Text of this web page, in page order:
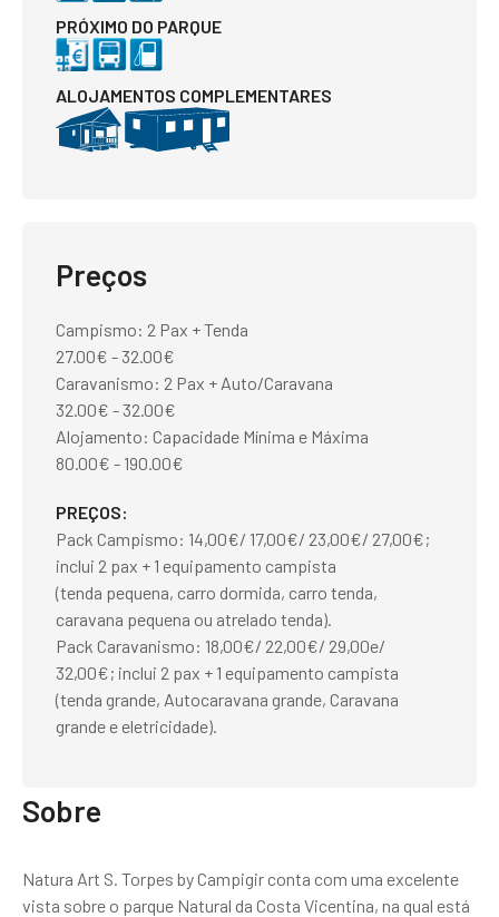
PRÓXIMO DO PARQUE
ALOJAMENTOS COMPLEMENTARES
Preços
Campismo: 2 Pax + Tenda
27.00€ - 32.00€
Caravanismo: 2 Pax + Auto/Caravana
32.00€ - 32.00€
Alojamento: Capacidade Mínima e Máxima
80.00€ - 190.00€
PREÇOS
Pack Campismo: 14,00€/ 17,00€/ 23,00€/ 27,00€;
inclui 2 pax + 1 equipamento campista
(tenda pequena, carro dormida, carro tenda,
caravana pequena ou atrelado tenda).
Pack Caravanismo: 18,00€/ 22,00€/ 29,00e/
32,00€; inclui 2 pax + 1 equipamento campista
(tenda grande, Autocaravana grande, Caravana
grande e eletricidade).
Sobre
Natura Art S. Torpes by Campigir conta com uma excelente
vista sobre o parque Natural da Costa Vicentina, na qual está